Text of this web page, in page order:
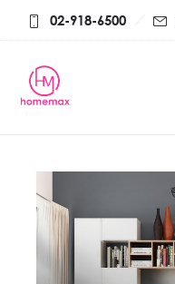
02-918-6500